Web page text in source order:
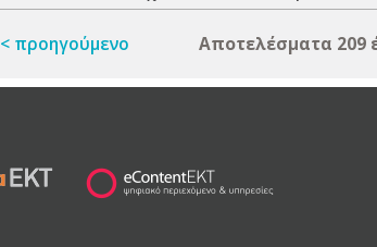
< προηγούμενο Αποτελέσματα 209